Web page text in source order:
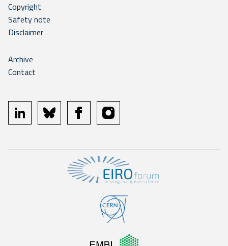
Copyright
Safety note
Disclaimer
Archive
Contact
linkedin bluesky facebookinstagram